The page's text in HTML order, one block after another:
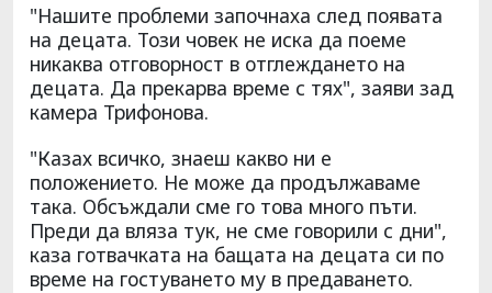
"Нашите проблеми започнаха след появата
на децата. Този човек не иска да поеме
никаква отговорност в отглеждането на
децата. Да прекарва време с тях", заяви зад
камера Трифонова.
"Казах всичко, знаеш какво ни е
положението. Не може да продължаваме
така. Обсъждали сме го това много пъти.
Преди да вляза тук, не сме говорили с дни",
каза готвачката на бащата на децата си по
време на гостуването му в предаването.